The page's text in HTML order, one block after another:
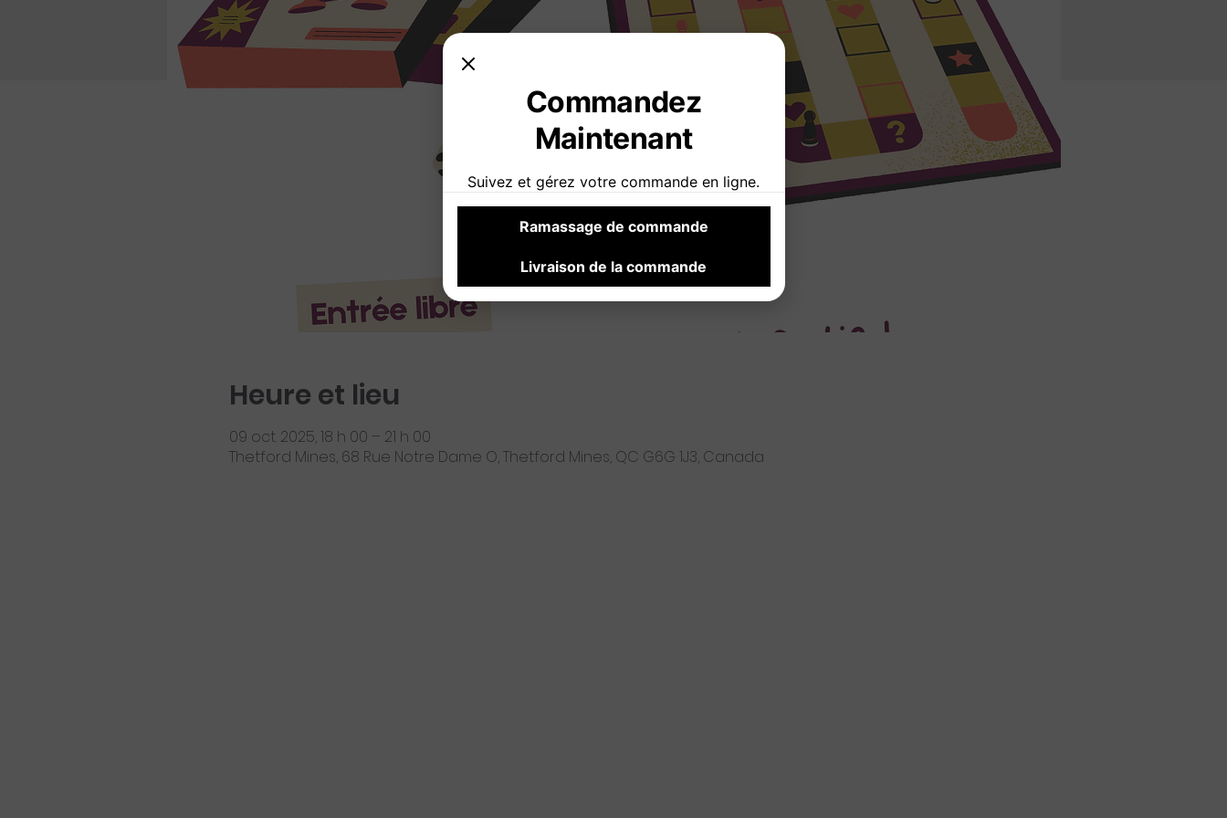
Heure et lieu
09 oct. 2025, 18 h 00 – 21 h 00
Thetford Mines, 68 Rue Notre Dame O, Thetford Mines, QC G6G 1J3, Canada
Commandez
Maintenant
Suivez et gérez votre commande en ligne.
Ramassage de commande
Livraison de la commande